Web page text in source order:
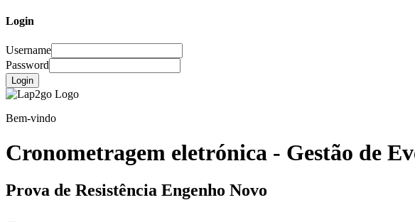
Login
Username
Password
Login
Bem-vindo
Cronometragem eletrónica - Gestão de
Prova de Resistência Engenho Novo